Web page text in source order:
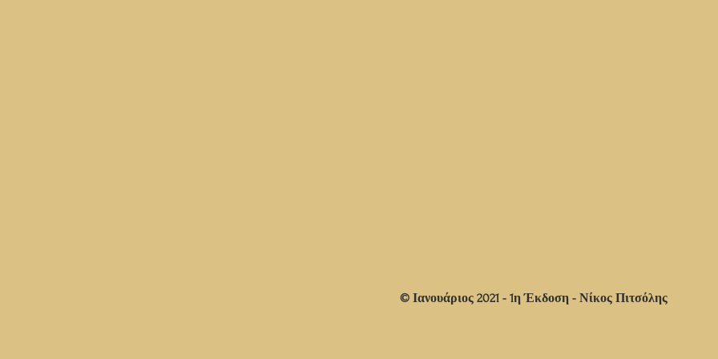
© Ιανουάριος 2021 - 1η Έκδοση - Νίκος Πιτσόλης